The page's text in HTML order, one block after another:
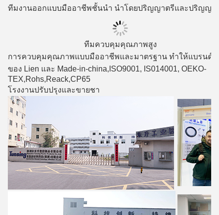
ทีมงานออกแบบมืออาชีพชั้นนํา นําโดยปริญญาตรีและปริญญา
ทีมควบคุมคุณภาพสูง
การควบคุมคุณภาพแบบมืออาชีพและมาตรฐาน ทําให้แบรนด์
ของ Lien และ Made-in-china,ISO9001, IS014001, OEKO-
TEX,Rohs,Reack,CP65
โรงงานปรับปรุงและขายชา